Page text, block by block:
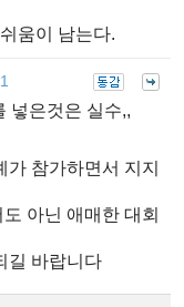
움이 남는다.
넣은것은 실수,,
참가하면서 지지
아닌 애매한 대회
길 바랍니다